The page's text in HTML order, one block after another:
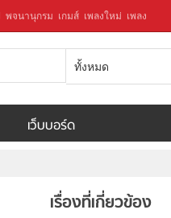
พจนานุกรม เกมส์ เพลงใหม่ เพลง
ทั้งหมด
เว็บบอร์ด
เรื่องที่เกี่ยวข้อง